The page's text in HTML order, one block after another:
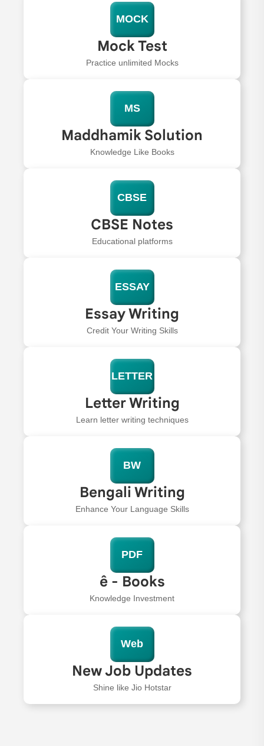
MOCK
Mock Test
Practice unlimited Mocks
MS
Maddhamik Solution
Knowledge Like Books
CBSE
CBSE Notes
Educational platforms
ESSAY
Essay Writing
Credit Your Writing Skills
LETTER
Letter Writing
Learn letter writing techniques
BW
Bengali Writing
Enhance Your Language Skills
PDF
ê - Books
Knowledge Investment
Web
New Job Updates
Shine like Jio Hotstar